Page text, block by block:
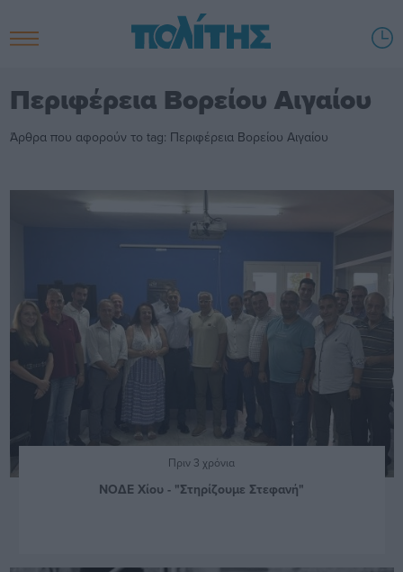
Περιφέρεια Βορείου Αιγαίου
Άρθρα που αφορούν το tag: Περιφέρεια Βορείου Αιγαίου
Πριν 3 χρόνια
ΝΟΔΕ Χίου - "Στηρίζουμε Στεφανή"